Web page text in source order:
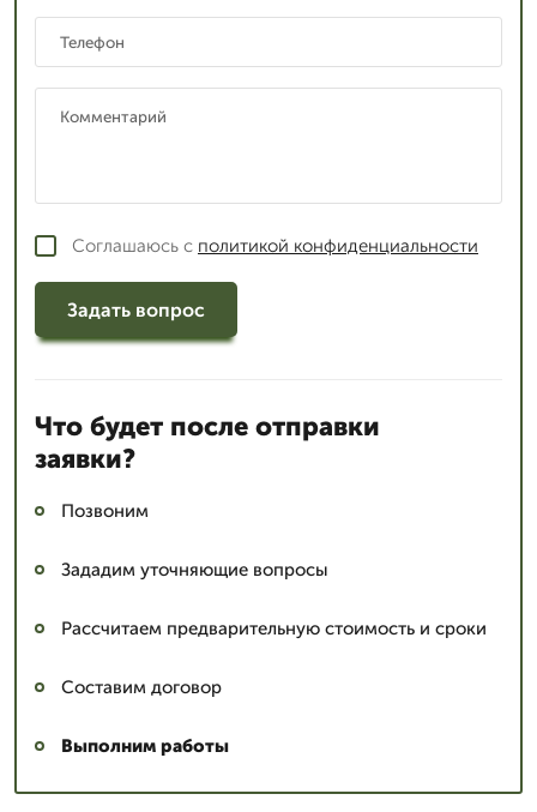
Соглашаюсь с политикой конфиденциальности
Задать вопрос
Что будет после отправки
заявки?
Позвоним
Зададим уточняющие вопросы
Рассчитаем предварительную стоимость и сроки
Составим договор
Выполним работы